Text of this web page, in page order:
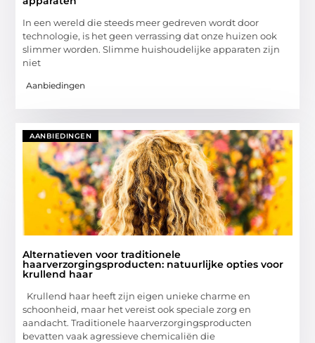
In een wereld die steeds meer gedreven wordt door
technologie, is het geen verrassing dat onze huizen ook
slimmer worden. Slimme huishoudelijke apparaten zijn
niet
Aanbiedingen
AANBIEDINGEN
Alternatieven voor traditionele
haarverzorgingsproducten: natuurlijke opties voor
krullend haar
Krullend haar heeft zijn eigen unieke charme en
schoonheid, maar het vereist ook speciale zorg en
aandacht. Traditionele haarverzorgingsproducten
bevatten vaak agressieve chemicaliën die